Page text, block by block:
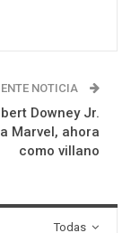
NOTICIA
Downey Jr.
Marvel, ahora
como villano
Todas